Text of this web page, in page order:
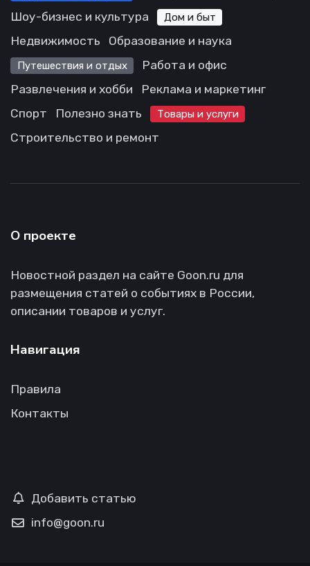
Шоу-бизнес и культура
Дом и быт
Недвижимость Образование и наука
Путешествия и отдых
Работа и офис
Развлечения и хобби
Реклама и маркетинг
Спорт
Полезно знать Товары и услуги
Строительство и ремонт
О проекте
Новостной раздел на сайте Goon.ru для
размещения статей о событиях в России,
описании товаров и услуг.
Навигация
Правила
Контакты
Добавить статью
info@goon.ru